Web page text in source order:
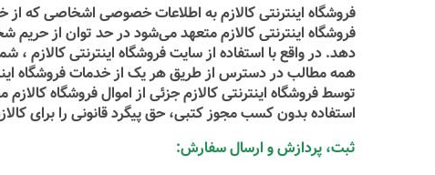
فروشگاه اینترنتی کالازم به اطلاعات خصوصی اشخاصى که
فروشگاه اینترنتی کالازم متعهد می‏‌شود در حد توان از
دهد. در واقع با استفاده از سایت فروشگاه اینترنتی
همه مطالب در دسترس از طریق هر یک از خدمات فروشگاه
توسط فروشگاه اینترنتی کالازم جزئی از اموال فروشگاه
استفاده بدون کسب مجوز کتبی، حق پیگرد قانونی را برای
ثبت، پردازش و ارسال سفارش: